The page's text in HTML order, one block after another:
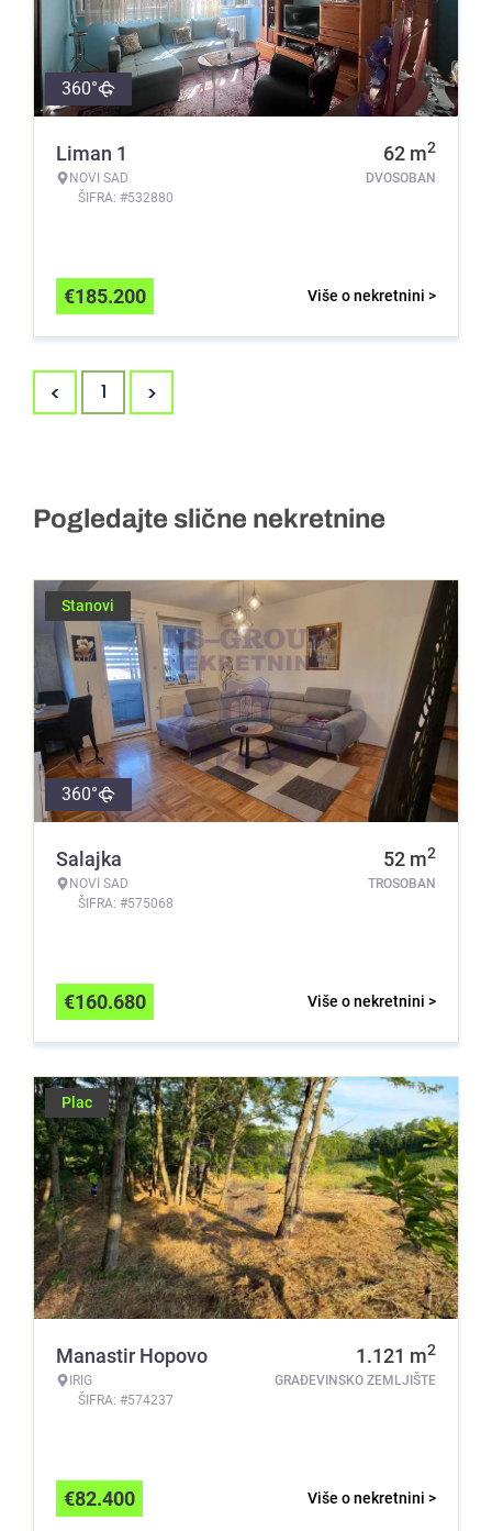
360°
Liman 1
NOVI SAD
ŠIFRA: #532880
62 m2
DVOSOBAN
Više o nekretnini >
€185.200
< 1 >
Pogledajte slične nekretnine
Stanovi
360°
Salajka
NOVI SAD
ŠIFRA: #575068
52 m2
TROSOBAN
Više o nekretnini >
€160.680
Plac
Manastir Hopovo
IRIG
ŠIFRA: #574237
1.121 m2
GRAĐEVINSKO ZEMLJIŠTE
Više o nekretnini >
€82.400